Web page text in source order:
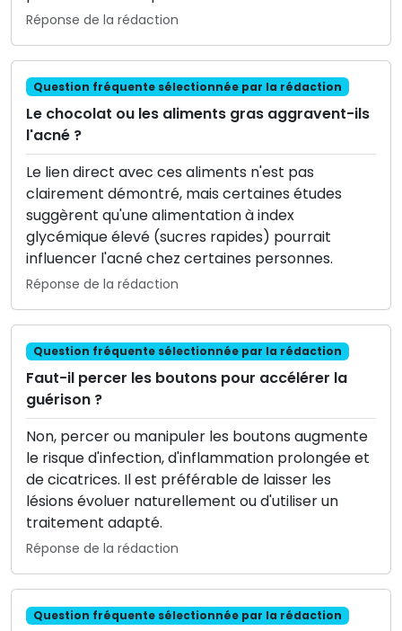
Réponse de la rédaction
Question fréquente sélectionnée par la rédaction
Le chocolat ou les aliments gras aggravent-ils
l'acné ?
Le lien direct avec ces aliments n'est pas
clairement démontré, mais certaines études
suggèrent qu'une alimentation à index
glycémique élevé (sucres rapides) pourrait
influencer l'acné chez certaines personnes.
Réponse de la rédaction
Question fréquente sélectionnée par la rédaction
Faut-il percer les boutons pour accélérer la
guérison ?
Non, percer ou manipuler les boutons augmente
le risque d'infection, d'inflammation prolongée et
de cicatrices. Il est préférable de laisser les
lésions évoluer naturellement ou d'utiliser un
traitement adapté.
Réponse de la rédaction
Question fréquente sélectionnée par la rédaction